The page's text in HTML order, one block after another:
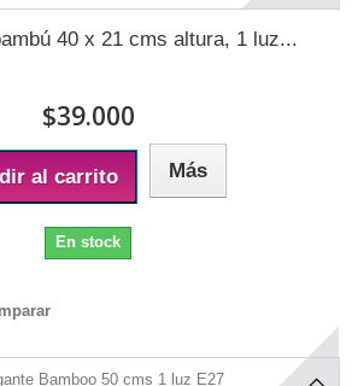
40 x 21 cms altura, 1 luz...
$39.000
al carrito Más
En stock